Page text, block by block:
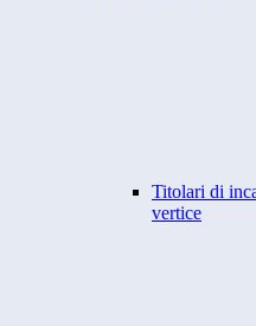
Titolari di
vertice